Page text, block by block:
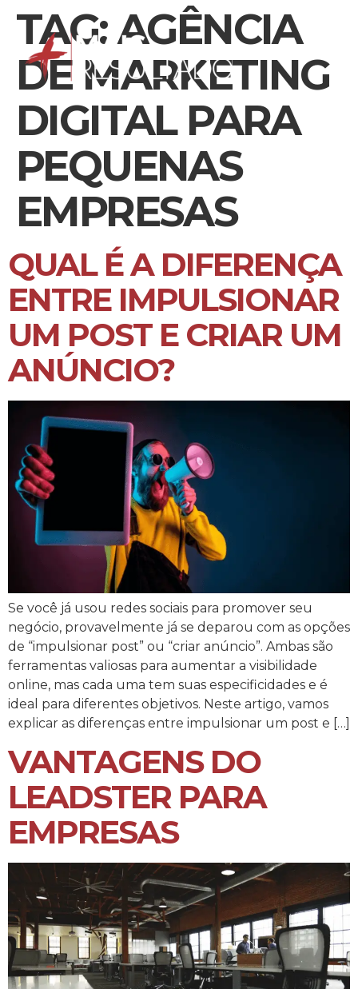
TAG:AGÊNCIA
DE MARKETING
DIGITAL PARA
PEQUENAS
EMPRESAS
QUAL É A DIFERENÇA
ENTRE IMPULSIONAR
UM POST E CRIAR UM
ANÚNCIO?
Se você já usou redes sociais para promover seu
negócio, provavelmente já se deparou com as opções
de “impulsionar post” ou “criar anúncio”. Ambas são
ferramentas valiosas para aumentar a visibilidade
online, mas cada uma tem suas especificidades e é
ideal para diferentes objetivos. Neste artigo, vamos
explicar as diferenças entre impulsionar um post e […]
VANTAGENS DO
LEADSTER PARA
EMPRESAS